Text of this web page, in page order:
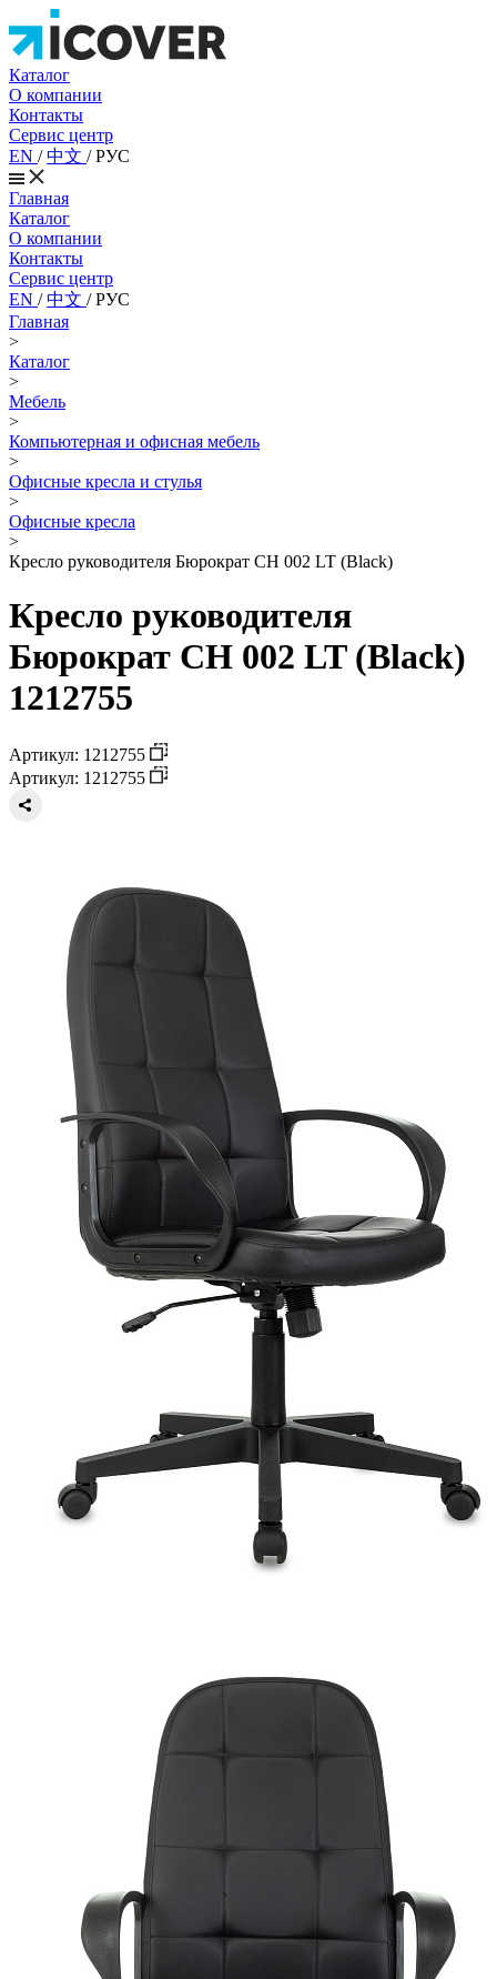
Каталог
О компании
Контакты
Сервис центр
EN /中文 /РУС
Главная
Каталог
О компании
Контакты
Сервис центр
EN /中文 /РУС
Главная
>
Каталог
>
Мебель
>
Компьютерная и офисная мебель
>
Офисные кресла и стулья
>
Офисные кресла
>
Кресло руководителя Бюрократ CH 002 LT (Black)
Кресло руководителя
Бюрократ CH 002 LT (Black)
1212755
Артикул: 1212755
Артикул: 1212755